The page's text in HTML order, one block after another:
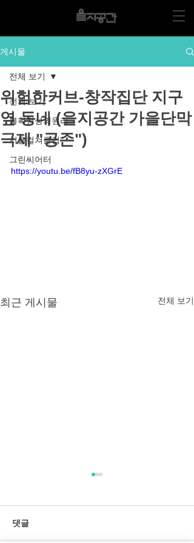
게시물
전체 보기
불확정성의원리
서울컬쳐클럽
그린씨어터
전체 보기
위험한커브-창작집단 지구
옆 동네 (을지공간 가을단막
극제 "공존")
https://youtu.be/fB8yu-zXGrE
최근 게시물 전체 보기
댓글